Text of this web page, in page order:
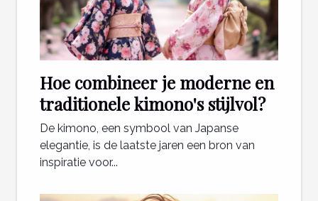
Hoe combineer je moderne en
traditionele kimono's stijlvol?
De kimono, een symbool van Japanse
elegantie, is de laatste jaren een bron van
inspiratie voor...